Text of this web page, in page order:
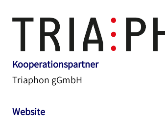
Kooperationspartner
Triaphon gGmbH
Website